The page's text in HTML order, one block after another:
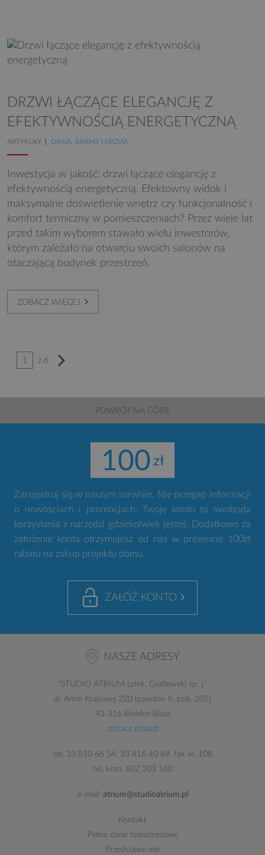
DRZWI ŁĄCZĄCE ELEGANCJĘ Z
EFEKTYWNOŚCIĄ ENERGETYCZNĄ
ARTYKUŁY OKNA, BRAMY I DRZWI
Inwestycja w jakość: drzwi łączące elegancję z
efektywnością energetyczną. Efektowny widok i
maksymalne doświetlenie wnętrz czy funkcjonalność i
komfort termiczny w pomieszczeniach? Przez wiele lat
przed takim wyborem stawało wielu inwestorów,
którym zależało na otwarciu swoich salonów na
otaczającą budynek przestrzeń.
ZOBACZ WIĘCEJ
1 z 6
POWRÓT NA GÓRĘ
100
Zarejestruj się w naszym serwisie. Nie przegap informacji
o nowościach i promocjach. Twoje konto to swoboda
korzystania z narzędzi gdziekolwiek jesteś. Dodatkowo za
założenie konta otrzymujesz od nas w prezencie 100zł
rabatu na zakup projektu domu.
ZAŁÓŻ KONTO
NASZE ADRESY
"STUDIO ATRIUM Lelek, Godlewski sp. j."
al. Armii Krajowej 220 (pawilon II, pok. 205)
43-316 Bielsko-Biała
zobacz dojazd
tel. 33 810 66 54, 33 816 40 69, fax w. 108
tel. kom. 602 303 160
e-mail: atrium@studioatrium.pl
Kontakt
Pełne dane teleadresowe
Przedstawiciele